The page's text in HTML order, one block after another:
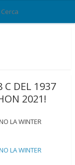
C DEL 1937
2021!
LA WINTER
LA WINTER